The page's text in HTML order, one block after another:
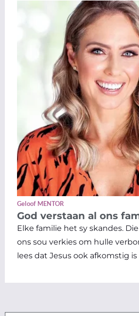
Geloof MENTOR
God verstaan al ons
Elke familie het sy skandes.
ons sou verkies om hulle
lees dat Jesus ook afkomstig is